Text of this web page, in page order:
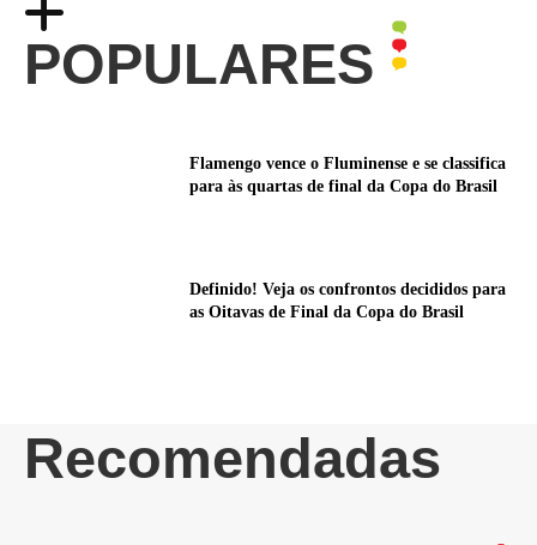
POPULARES
Flamengo vence o Fluminense e se classifica
para às quartas de final da Copa do Brasil
Definido! Veja os confrontos decididos para
as Oitavas de Final da Copa do Brasil
Recomendadas